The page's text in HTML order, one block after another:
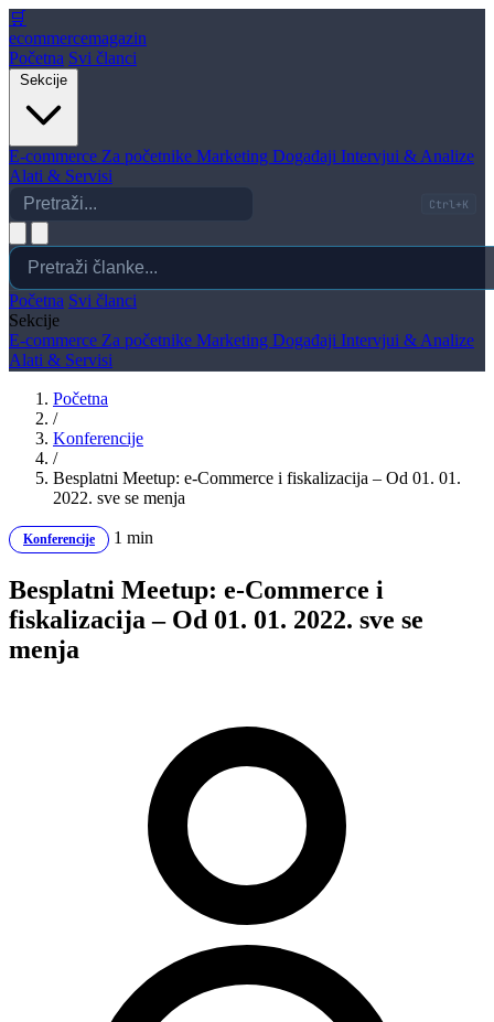
🛒
ecommercemagazin
Početna Svi članci
Sekcije
E-commerce Za početnike Marketing Događaji Intervjui & Analize
Alati & Servisi
Ctrl+K
Početna Svi članci
Sekcije
E-commerce Za početnike Marketing Događaji Intervjui & Analize
Alati & Servisi
Početna
/
Konferencije
/
Besplatni Meetup: e-Commerce i fiskalizacija – Od 01. 01.
2022. sve se menja
Konferencije 1 min
Besplatni Meetup: e-Commerce i
fiskalizacija – Od 01. 01. 2022. sve se
menja